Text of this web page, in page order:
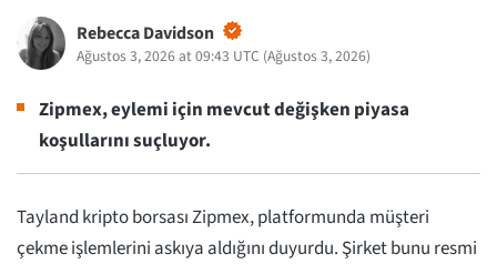
Rebecca Davidson
Ağustos 3, 2026 at 09:43 UTC (Ağustos 3, 2026)
Zipmex, eylemi için mevcut değişken piyasa
koşullarını suçluyor.
Tayland kripto borsası Zipmex, platformunda müşteri
çekme işlemlerini askıya aldığını duyurdu. Şirket bunu resmi